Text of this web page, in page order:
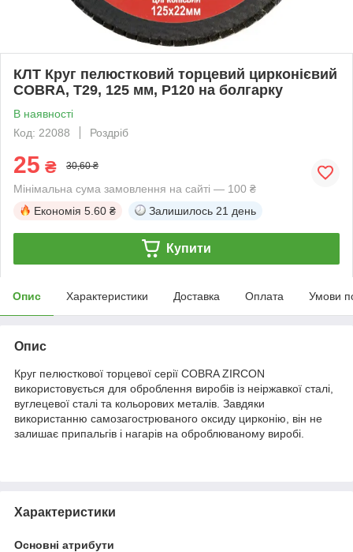
КЛТ Круг пелюстковий торцевий цирконієвий
COBRA, Т29, 125 мм, P120 на болгарку
В наявності
Код: 22088
Роздріб
25 ₴ 30,60 ₴
Мінімальна сума замовлення на сайті — 100 ₴
Економія 5.60 ₴ Залишилось 21 день
Купити
Опис Характеристики Доставка Оплата Умови
Опис
Круг пелюсткової торцевої серії COBRA ZIRCON
використовується для оброблення виробів із неіржавкої сталі,
вуглецевої сталі та кольорових металів. Завдяки
використанню самозагострюваного оксиду цирконію, він не
залишає припальгів і нагарів на оброблюваному виробі.
Характеристики
Основні атрибути